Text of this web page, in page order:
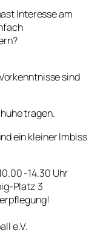
Interesse am
sind
tragen.
ein kleiner Imbiss
-14.30 Uhr
Platz 3
e.V.